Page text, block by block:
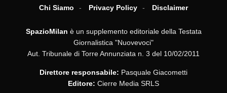
Chi Siamo Privacy Policy Disclaimer
SpazioMilan è un supplemento editoriale della Testata
Giornalistica "Nuovevoci"
Aut. Tribunale di Torre Annunziata n. 3 del 10/02/2011
Direttore responsabile: Pasquale Giacometti
Editore: Cierre Media SRLS